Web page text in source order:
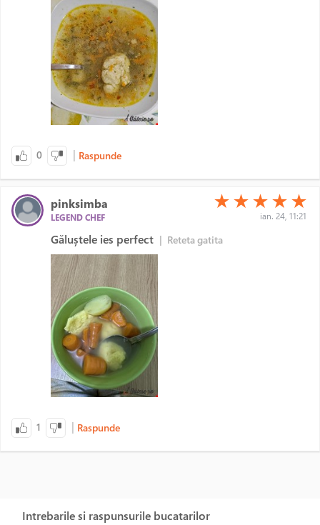
0 | Raspunde
pinksimba
LEGEND CHEF
(*)
★ (*)
★ (*)
★ (*)
★ (*)
★
ian. 24, 11:21
Găluștele ies perfect | Reteta gatita
1 | Raspunde
Intrebarile si raspunsurile bucatarilor